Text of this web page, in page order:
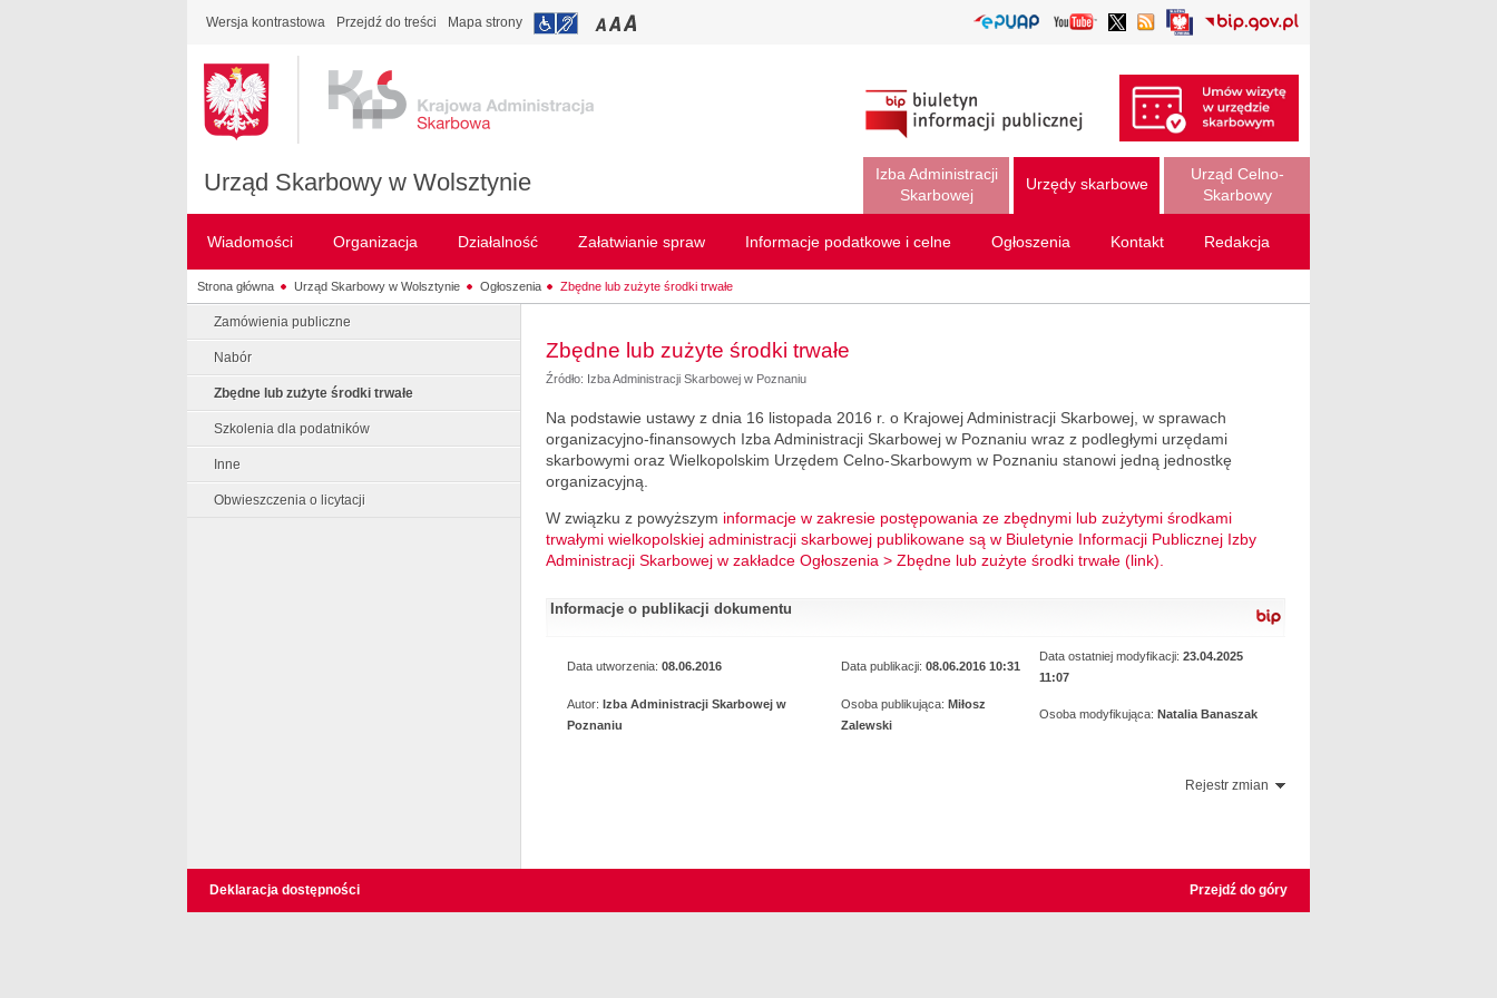
Wersja kontrastowa Przejdź do treści Mapa strony
Urząd Skarbowy w Wolsztynie
Izba Administracji
Skarbowej
Urzędy skarbowe
Urząd Celno-
Skarbowy
Wiadomości Organizacja Działalność Załatwianie spraw Informacje podatkowe i celne Ogłoszenia Kontakt Redakcja
Strona główna Urząd Skarbowy w Wolsztynie Ogłoszenia Zbędne lub zużyte środki trwałe
Zamówienia publiczne
Nabór
Zbędne lub zużyte środki trwałe
Szkolenia dla podatników
Inne
Obwieszczenia o licytacji
Zbędne lub zużyte środki trwałe
Źródło: Izba Administracji Skarbowej w Poznaniu
Na podstawie ustawy z dnia 16 listopada 2016 r. o Krajowej Administracji Skarbowej, w sprawach
organizacyjno-finansowych Izba Administracji Skarbowej w Poznaniu wraz z podległymi urzędami
skarbowymi oraz Wielkopolskim Urzędem Celno-Skarbowym w Poznaniu stanowi jedną jednostkę
organizacyjną.
W związku z powyższym informacje w zakresie postępowania ze zbędnymi lub zużytymi środkami
trwałymi wielkopolskiej administracji skarbowej publikowane są w Biuletynie Informacji Publicznej Izby
Administracji Skarbowej w zakładce Ogłoszenia > Zbędne lub zużyte środki trwałe (link).
Informacje o publikacji dokumentu
Data utworzenia: 08.06.2016 Data publikacji: 08.06.2016 10:31
Data ostatniej modyfikacji: 23.04.2025
11:07
Autor: Izba Administracji Skarbowej w
Poznaniu
Osoba publikująca: Miłosz
Zalewski
Osoba modyfikująca: Natalia Banaszak
Rejestr zmian
Deklaracja dostępności Przejdź do góry